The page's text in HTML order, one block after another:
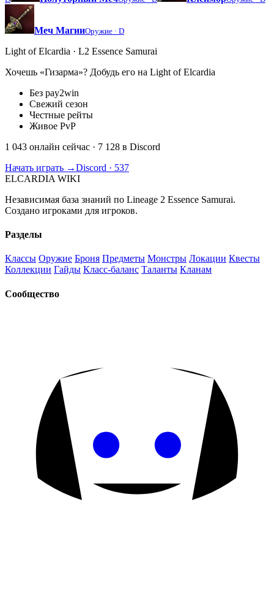
Меч МагииОружие · D
Light of Elcardia · L2 Essence Samurai
Хочешь «Гизарма»? Добудь его на Light of Elcardia
Без pay2win
Свежий сезон
Честные рейты
Живое PvP
1 043 онлайн сейчас · 7 128 в Discord
Начать играть →Discord · 537
ELCARDIA WIKI
Независимая база знаний по Lineage 2 Essence Samurai.
Создано игроками для игроков.
Разделы
Классы Оружие Броня Предметы Монстры Локации Квесты
Коллекции Гайды Класс-баланс Таланты Кланам
Сообщество